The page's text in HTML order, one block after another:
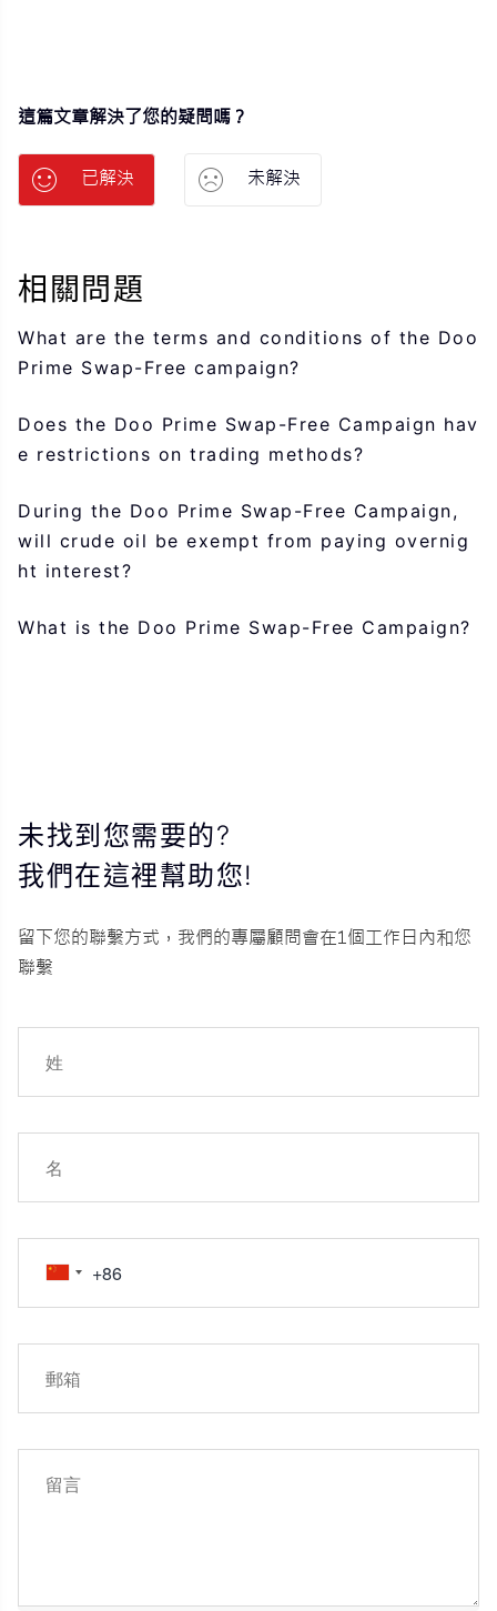
這篇文章解決了您的疑問嗎？
已解決 未解決
相關問題
What are the terms and conditions of the Doo
Prime Swap-Free campaign?
Does the Doo Prime Swap-Free Campaign hav
e restrictions on trading methods?
During the Doo Prime Swap-Free Campaign,
will crude oil be exempt from paying overnig
ht interest?
What is the Doo Prime Swap-Free Campaign?
未找到您需要的?
我們在這裡幫助您!
留下您的聯繫方式，我們的專屬顧問會在1個工作日內和您
聯繫